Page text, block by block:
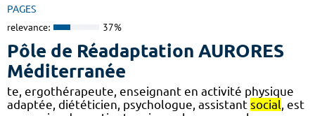
PAGES
relevance: 37%
Pôle de Réadaptation AURORES
Méditerranée
te, ergothérapeute, enseignant en activité physique
adaptée, diététicien, psychologue, assistant social , est